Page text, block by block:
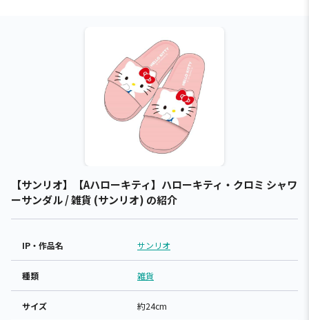
【サンリオ】【Aハローキティ】ハローキティ・クロミ シャワ
ーサンダル / 雑貨 (サンリオ) の紹介
IP・作品名 サンリオ
種類 雑貨
サイズ 約24cm